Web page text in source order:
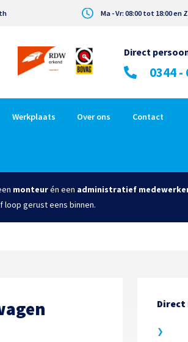
Ma - Vr: 08:00 tot 18:00 en
Direct
0344 -
Werkplaats Over ons Contact
monteurén een administratief
loop gerust eens binnen.
Direct
❯